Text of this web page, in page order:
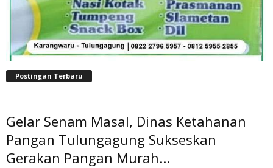
Postingan Terbaru
Gelar Senam Masal, Dinas Ketahanan
Pangan Tulungagung Sukseskan
Gerakan Pangan Murah...